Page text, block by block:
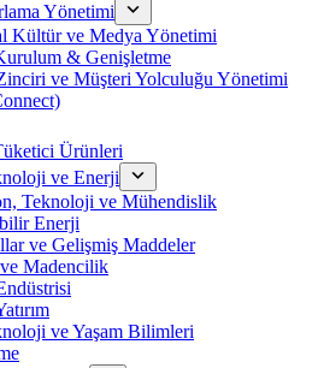
Yönetimi
Kültür ve Medya Yönetimi
& Genişletme
ve Müşteri Yolculuğu Yönetimi
Ürünleri
ve Enerji
Teknoloji ve Mühendislik
Enerji
ve Gelişmiş Maddeler
Madencilik
ve Yaşam Bilimleri